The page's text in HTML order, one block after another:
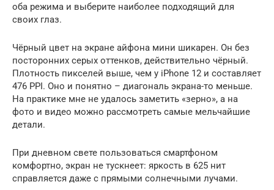
оба режима и выберите наиболее подходящий для
своих глаз.
Чёрный цвет на экране айфона мини шикарен. Он без
посторонних серых оттенков, действительно чёрный.
Плотность пикселей выше, чем у iPhone 12 и составляет
476 PPI. Оно и понятно – диагональ экрана-то меньше.
На практике мне не удалось заметить «зерно», а на
фото и видео можно рассмотреть самые мельчайшие
детали.
При дневном свете пользоваться смартфоном
комфортно, экран не тускнеет: яркость в 625 нит
справляется даже с прямыми солнечными лучами.